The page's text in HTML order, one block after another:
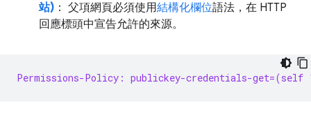
站) ： 父項網頁必須使用結構化欄位語法，在 HTTP
回應標頭中宣告允許的來源。
Permissions-Policy: publickey-credentials-get=(self